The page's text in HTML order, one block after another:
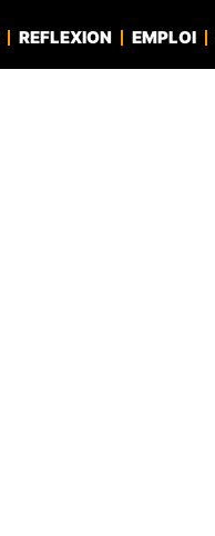
REFLEXION EMPLOI